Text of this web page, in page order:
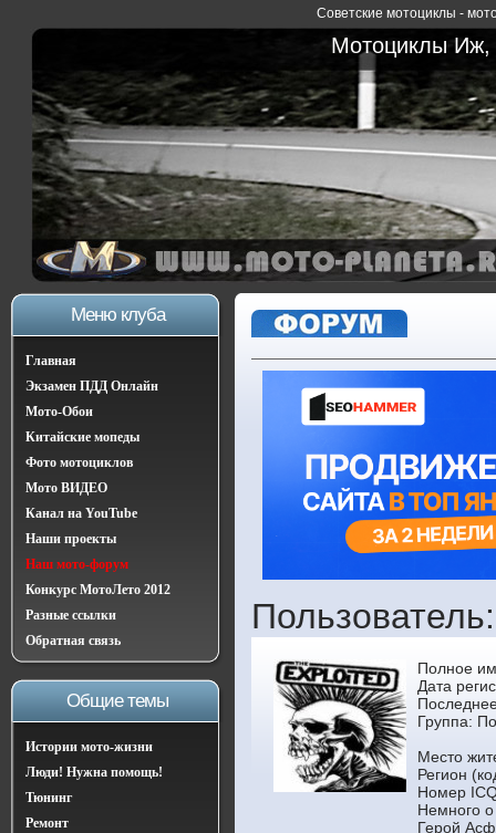
Советские мотоциклы -
Мотоциклы Иж,
Меню клуба
Главная
Экзамен ПДД Онлайн
Мото-Обои
Китайские мопеды
Фото мотоциклов
Мото ВИДЕО
Канал на YouTube
Наши проекты
Наш мото-форум
Конкурс МотоЛето 2012
Разные ссылки
Обратная связь
Общие темы
Истории мото-жизни
Люди! Нужна помощь!
Тюнинг
Ремонт
Полное
Дата
Группа:
Место
Регион
Номер
Немного
Герой